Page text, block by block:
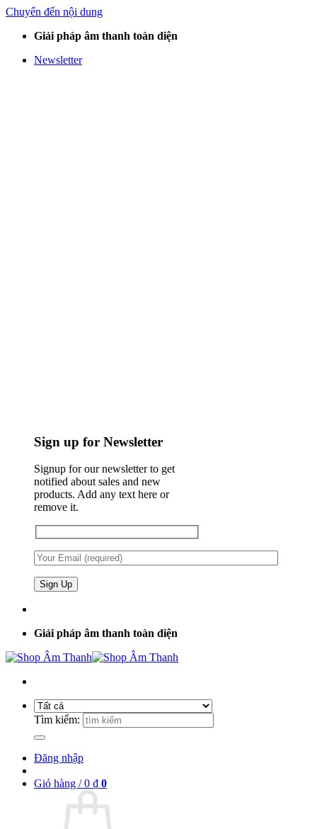
Chuyển đến nội dung
Giải pháp âm thanh toàn diện
Newsletter
Sign up for Newsletter
Signup for our newsletter to get
notified about sales and new
products. Add any text here or
remove it.
Giải pháp âm thanh toàn diện
Tìm kiếm:
Đăng nhập
Giỏ hàng /0 ₫ 0